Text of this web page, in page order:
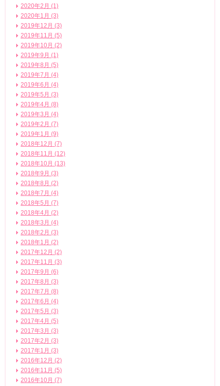
2020年2月 (1)
2020年1月 (3)
2019年12月 (3)
2019年11月 (5)
2019年10月 (2)
2019年9月 (1)
2019年8月 (5)
2019年7月 (4)
2019年6月 (4)
2019年5月 (3)
2019年4月 (8)
2019年3月 (4)
2019年2月 (7)
2019年1月 (9)
2018年12月 (7)
2018年11月 (12)
2018年10月 (13)
2018年9月 (3)
2018年8月 (2)
2018年7月 (4)
2018年5月 (7)
2018年4月 (2)
2018年3月 (4)
2018年2月 (3)
2018年1月 (2)
2017年12月 (2)
2017年11月 (3)
2017年9月 (6)
2017年8月 (3)
2017年7月 (8)
2017年6月 (4)
2017年5月 (3)
2017年4月 (5)
2017年3月 (3)
2017年2月 (3)
2017年1月 (3)
2016年12月 (2)
2016年11月 (5)
2016年10月 (7)